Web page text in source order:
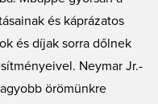
és káprázatos
és díjak sorra dőlnek
Neymar Jr.-
örömünkre